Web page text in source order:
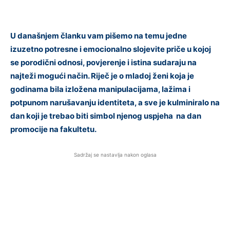
U današnjem članku vam pišemo na temu jedne
izuzetno potresne i emocionalno slojevite priče u kojoj
se porodični odnosi, povjerenje i istina sudaraju na
najteži mogući način. Riječ je o mladoj ženi koja je
godinama bila izložena manipulacijama, lažima i
potpunom narušavanju identiteta, a sve je kulminiralo na
dan koji je trebao biti simbol njenog uspjeha na dan
promocije na fakultetu.
Sadržaj se nastavlja nakon oglasa